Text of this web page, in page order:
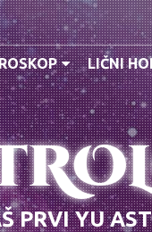
LIČNI
PRVI YU